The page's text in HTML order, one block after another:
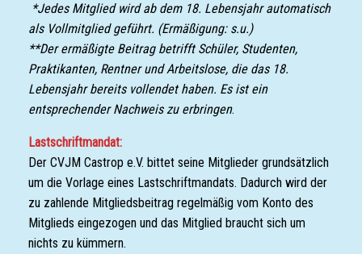
*Jedes Mitglied wird ab dem 18. Lebensjahr automatisch
als Vollmitglied geführt. (Ermäßigung: s.u.)
**Der ermäßigte Beitrag betrifft Schüler, Studenten,
Praktikanten, Rentner und Arbeitslose, die das 18.
Lebensjahr bereits vollendet haben. Es ist ein
entsprechender Nachweis zu erbringen.
Lastschriftmandat:
Der CVJM Castrop e.V. bittet seine Mitglieder grundsätzlich
um die Vorlage eines Lastschriftmandats. Dadurch wird der
zu zahlende Mitgliedsbeitrag regelmäßig vom Konto des
Mitglieds eingezogen und das Mitglied braucht sich um
nichts zu kümmern.